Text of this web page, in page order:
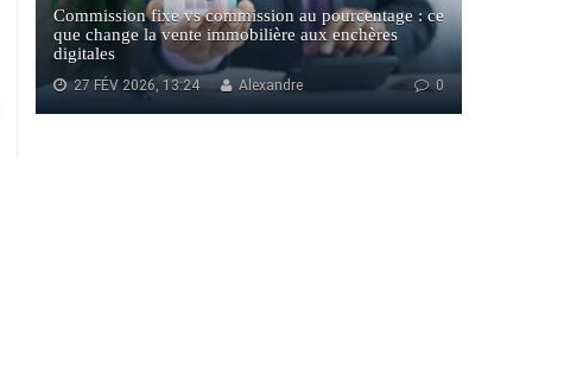
Commission fixe vs commission au pourcentage : ce
que change la vente immobilière aux enchères
digitales
27 FÉV 2026, 13:24 0
Alexandre